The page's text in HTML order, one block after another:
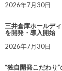
2026年7月30日
三井倉庫ホールデ
を開発・導入開始
2026年7月30日
“独自開発こだわり